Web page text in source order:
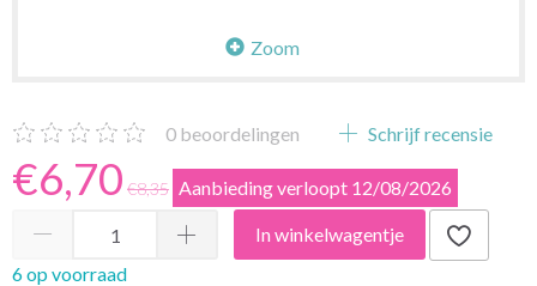
Zoom
0 beoordelingen Schrijf recensie
€6,70 €8,35 Aanbieding verloopt 12/08/2026
In winkelwagentje
6 op voorraad